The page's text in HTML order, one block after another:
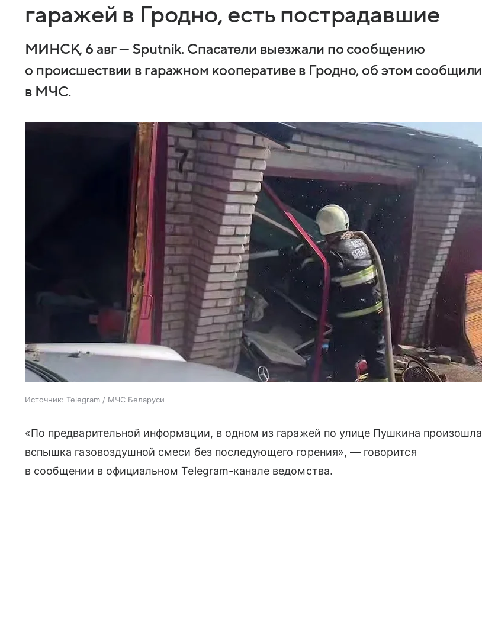
гаражей в Гродно, есть пострадавшие
МИНСК, 6 авг — Sputnik. Спасатели выезжали по сообщению
о происшествии в гаражном кооперативе в Гродно, об этом сообщили
в МЧС.
Источник: Telegram / МЧС Беларуси
«По предварительной информации, в одном из гаражей по улице Пушкина произошла
вспышка газовоздушной смеси без последующего горения», — говорится
в сообщении в официальном Telegram-канале ведомства.